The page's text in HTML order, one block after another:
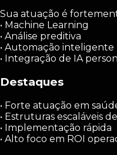
Sua atuação é
• Machine Learning
• Análise preditiva
• Automação inteligente
• Integração de IA
Destaques
• Forte atuação em
• Estruturas escaláveis
• Implementação rápida
• Alto foco em ROI